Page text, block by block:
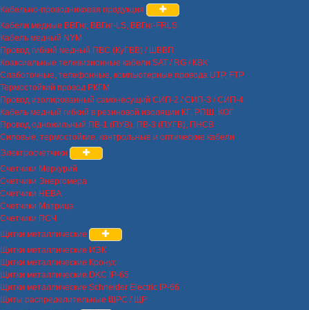
Кабельно-проводниковая продукция
Кабели медные ВВГнг, ВВГнг-LS, ВВГнг-FRLS
Кабель медный NYM
Провод гибкий медный ПВС (КуГВВ) / ШВВП
Коаксиальные телевизионные кабели SAT / RG / КВК
Слаботочные, телефонные, компьютерные провода UTP, FTP
Термостойкий провод РКГМ
Провод изолированный самонесущий СИП-2 / СИП-3 / СИП-4
Кабель медный гибкий в резиновой изоляции КГ, РПШ, КОГ
Провод одножильный ПВ-1 (ПУВ), ПВ-3 (ПУГВ), ПНСВ
Силовые, термостойкие, контрольные и оптические кабели
Электросчетчики
Счетчики Меркурий
Счетчики Энергомера
Счетчики НЕВА
Счетчики Матрица
Счетчики ПСЧ
Щитки металлические
Щитки металлические ИЭК
Щитки металлические Кронус
Щитки металлические DKC IP-65
Щитки металлические Schneider Electric IP-66
Щиты распределительные ЩРС / ЩР